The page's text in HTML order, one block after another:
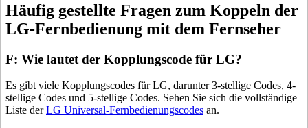
Häufig gestellte Fragen zum Koppeln der
LG-Fernbedienung mit dem Fernseher
F: Wie lautet der Kopplungscode für LG?
Es gibt viele Kopplungscodes für LG, darunter 3-stellige Codes, 4-
stellige Codes und 5-stellige Codes. Sehen Sie sich die vollständige
Liste derLG Universal-Fernbedienungscodes an.